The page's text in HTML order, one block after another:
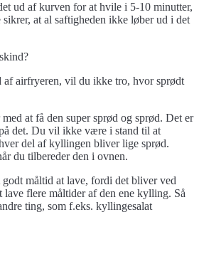
ud af kurven for at hvile i 5-10 minutter,
at al saftigheden ikke løber ud i det
airfryeren, vil du ikke tro, hvor sprødt
at få den super sprød og sprød. Det er
det. Du vil ikke være i stand til at
del af kyllingen bliver lige sprød.
du tilbereder den i ovnen.
måltid at lave, fordi det bliver ved
lave flere måltider af den ene kylling. Så
ting, som f.eks. kyllingesalat